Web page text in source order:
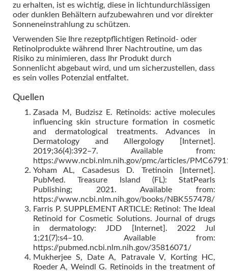
zu erhalten, ist es wichtig, diese in lichtundurchlässigen
oder dunklen Behältern aufzubewahren und vor direkter
Sonneneinstrahlung zu schützen.
Verwenden Sie Ihre rezeptpflichtigen Retinoid- oder
Retinolprodukte während Ihrer Nachtroutine, um das
Risiko zu minimieren, dass Ihr Produkt durch
Sonnenlicht abgebaut wird, und um sicherzustellen, dass
es sein volles Potenzial entfaltet.
Quellen
Zasada M, Budzisz E. Retinoids: active molecules
influencing skin structure formation in cosmetic
and dermatological treatments. Advances in
Dermatology and Allergology [Internet].
2019;36(4):392–7. Available from:
https://www.ncbi.nlm.nih.gov/pmc/articles/
Yoham AL, Casadesus D. Tretinoin [Internet].
PubMed. Treasure Island (FL): StatPearls
Publishing; 2021. Available from:
https://www.ncbi.nlm.nih.gov/books/NBK557478/
Farris P. SUPPLEMENT ARTICLE: Retinol: The Ideal
Retinoid for Cosmetic Solutions. Journal of drugs
in dermatology: JDD [Internet]. 2022 Jul
1;21(7):s4–10. Available from:
https://pubmed.ncbi.nlm.nih.gov/35816071/
Mukherjee S, Date A, Patravale V, Korting HC,
Roeder A, Weindl G. Retinoids in the treatment of